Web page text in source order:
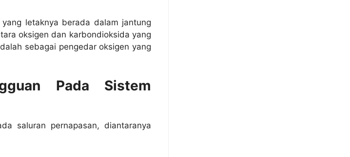
letaknya berada dalam jantung
oksigen dan karbondioksida yang
sebagai pengedar oksigen yang
Pada Sistem
saluran pernapasan, diantaranya